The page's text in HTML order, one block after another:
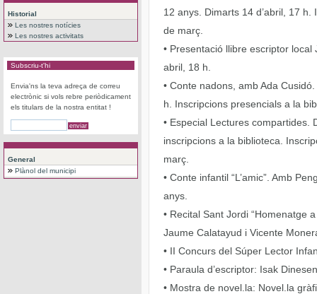
Historial
Les nostres notícies
Les nostres activitats
Subscriu-t'hi
Envia'ns la teva adreça de correu
electrònic si vols rebre periòdicament
els titulars de la nostra entitat !
General
Plànol del municipi
12 anys. Dimarts 14 d’abril, 17
de març.
• Presentació llibre escriptor
abril, 18 h.
• Conte nadons, amb Ada
h. Inscripcions presencials a la
• Especial Lectures compartides.
inscripcions a la biblioteca.
març.
• Conte infantil “L’amic”. Amb
anys.
• Recital Sant Jordi “Homenatge
Jaume Calatayud i Vicente
• II Concurs del Súper Lector
• Paraula d’escriptor: Isak
• Mostra de novel.la: Novel.la